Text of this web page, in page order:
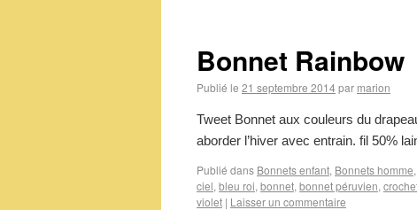
Bonnet Rainbow
Publié le 21 septembre 2014par marion
Tweet Bonnet aux couleurs du
aborder l’hiver avec entrain. fil 50%
Publié dans Bonnets enfant, Bonnets homme,
ciel, bleu roi, bonnet, bonnet péruvien,
violet | Laisser un commentaire